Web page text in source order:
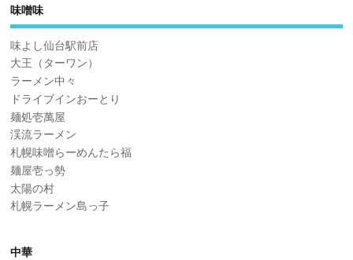
味噌味
味よし仙台駅前店
大王（ターワン）
ラーメン中々
ドライブインおーとり
麺処壱萬屋
渓流ラーメン
札幌味噌らーめんたら福
麺屋壱っ勢
太陽の村
札幌ラーメン島っ子
中華